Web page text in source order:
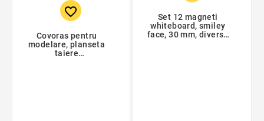
favorite_border
Covoras pentru
modelare, planseta
taiere
Set 12 magneti
whiteboard, smiley
face, 30 mm, diverse